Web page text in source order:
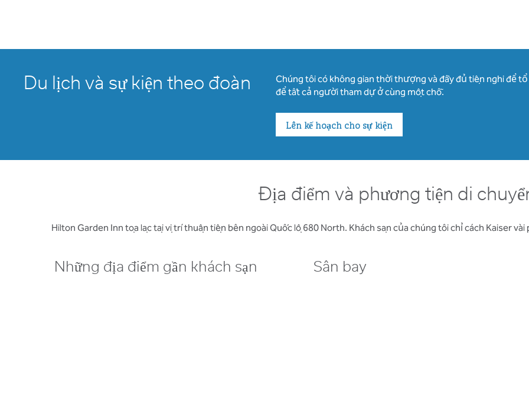
Du lịch và sự kiện theo đoàn
Chúng tôi có không gian thời thượng và đầy đủ tiện nghi để
để tất cả người tham dự ở cùng một chỗ.
Lên kế hoạch cho sự kiện
Địa điểm và phương tiện di
Hilton Garden Inn tọa lạc tại vị trí thuận tiện bên ngoài Quốc lộ 680 North. Khách sạn của chúng tôi chỉ cách Kaiser
Những địa điểm gần khách sạn Sân bay